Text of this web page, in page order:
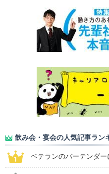
飲み会・宴会の人気記事ラン
ベテランのバーテンダー